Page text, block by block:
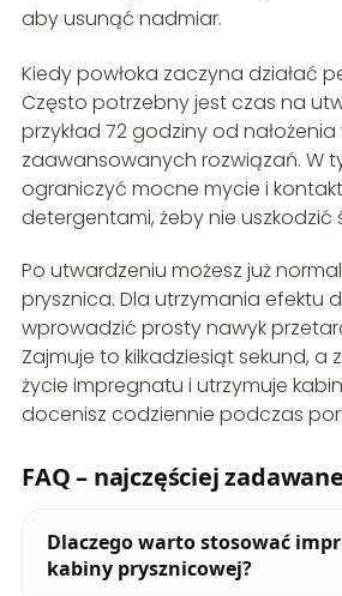
aby usunąć nadmiar.
Kiedy powłoka zaczyna działać
Często potrzebny jest czas na
przykład 72 godziny od
zaawansowanych rozwiązań. W
ograniczyć mocne mycie i
detergentami, żeby nie uszkodzić
Po utwardzeniu możesz już
prysznica. Dla utrzymania efektu
wprowadzić prosty nawyk
Zajmuje to kilkadziesiąt sekund, a
życie impregnatu i utrzymuje
docenisz codziennie podczas
FAQ – najczęściej
Dlaczego warto stosować
kabiny prysznicowej?